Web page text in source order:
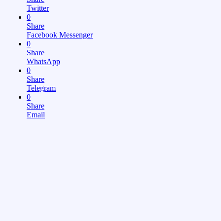
Twitter
0
Share
Facebook Messenger
0
Share
WhatsApp
0
Share
Telegram
0
Share
Email